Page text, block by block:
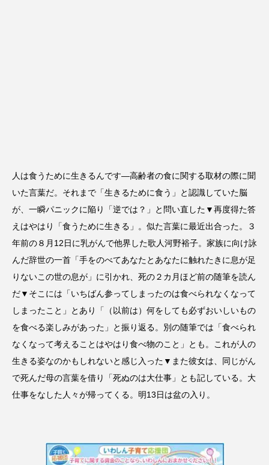
人は食うために生きるんです―高齢者の食に関する取材の際に聞
いた言葉だ。それまで「生きるために食う」と認識していた脳
が、一瞬パニックに陥り「逆では？」と問い直した▼再度得た答
えはやはり「食うために生きる」。似た言葉に最近出合った。３
年前の８月12日に乳がんで他界した歌人河野裕子。家族に向け詠
んだ辞世の一首「手をのべてあなたとあなたに触れたきに息が足
りないこの世の息が」に引かれ、死の２カ月ほど前の随筆を読ん
だ▼そこには「いちばん参ってしまったのは食べられなくなって
しまったこと」とあり「（以前は）何をしても必ずおいしいもの
を食べる楽しみがあった」と振り返る。別の随筆では「食べられ
なくなって考えることはやはり食べ物のこと」とも。これが人の
生きる姿なのかもしれないと感じ入った▼また彼女は、同じがん
で死んだ母の言葉を借り「死ぬのは大仕事」とも記している。大
仕事をなした人々が帰ってくる。明13日は盆の入り。